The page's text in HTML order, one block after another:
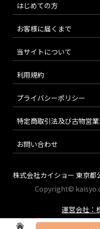
はじめての方
お客様に届くまで
当サイトについて
利用規約
プライバシーポリシー
特定商取引法及び古物営
お問い合わせ
株式会社カイショー 東京
Copyright©
運営会社：